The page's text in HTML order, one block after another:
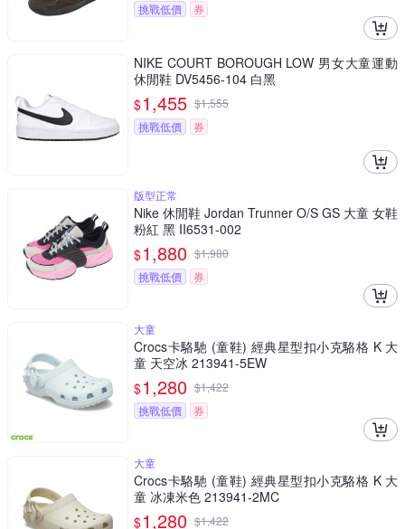
挑戰低價
券
NIKE COURT BOROUGH LOW 男女大童運動
休閒鞋 DV5456-104 白黑
$1,455 $1,555
挑戰低價
券
版型正常
Nike 休閒鞋 Jordan Trunner O/S GS 大童 女鞋
粉紅 黑 II6531-002
$1,880 $1,980
挑戰低價
券
大童
Crocs卡駱馳 (童鞋) 經典星型扣小克駱格 K 大
童 天空冰 213941-5EW
$1,280 $1,422
挑戰低價
券
大童
Crocs卡駱馳 (童鞋) 經典星型扣小克駱格 K 大
童 冰凍米色 213941-2MC
$1,280 $1,422